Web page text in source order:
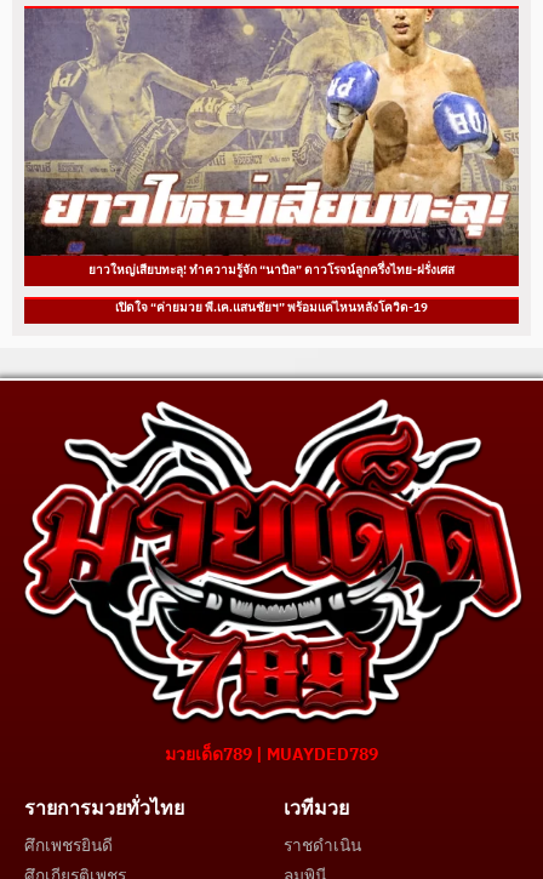
ยาวใหญ่เสียบทะลุ! ทำความรู้จัก “นาบิล” ดาวโรจน์ลูกครึ่งไทย-ฝรั่งเศส
เปิดใจ “ค่ายมวย พี.เค.แสนชัยฯ” พร้อมแค่ไหนหลังโควิด-19
มวยเด็ด789 | MUAYDED789
รายการมวยทั่วไทย
ศึกเพชรยินดี
เวทีมวย
ราชดำเนิน